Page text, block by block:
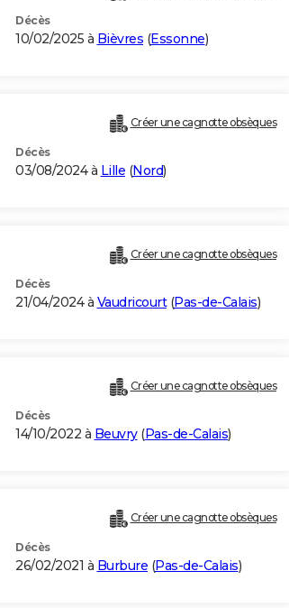
Décès
10/02/2025 à Bièvres (Essonne)
Créer une cagnotte obsèques
Décès
03/08/2024 à Lille (Nord)
Créer une cagnotte obsèques
Décès
21/04/2024 à Vaudricourt(Pas-de-Calais)
Créer une cagnotte obsèques
Décès
14/10/2022 à Beuvry(Pas-de-Calais)
Créer une cagnotte obsèques
Décès
26/02/2021 à Burbure (Pas-de-Calais)